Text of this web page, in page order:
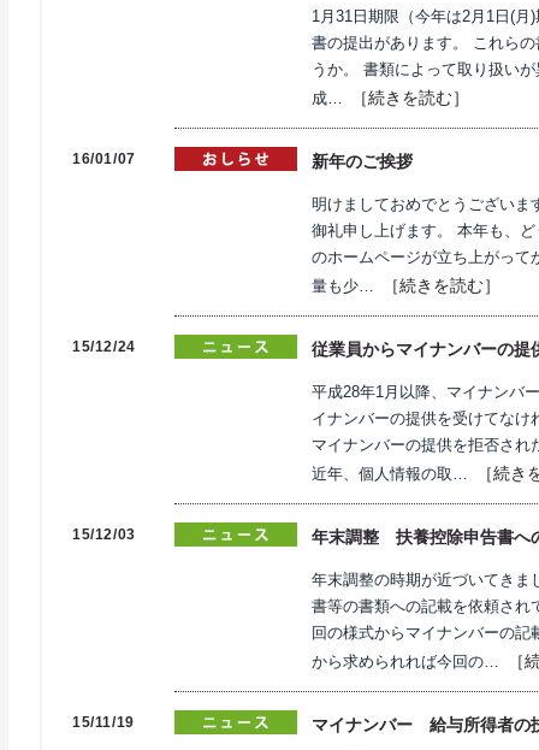
1月31日期限（今年は2月1日(
書の提出があります。 これら
うか。 書類によって取り扱い
成…
［続きを読む］
16/01/07 新年のご挨拶
明けましておめでとうござい
御礼申し上げます。 本年も、
のホームページが立ち上がって
量も少…
［続きを読む］
15/12/24 従業員からマイナンバーの提
平成28年1月以降、マイナンバ
イナンバーの提供を受けてな
マイナンバーの提供を拒否さ
近年、個人情報の取…
［続き
15/12/03 年末調整 扶養控除申告書へ
年末調整の時期が近づいてきま
書等の書類への記載を依頼され
回の様式からマイナンバーの
から求められれば今回の…
［
15/11/19 マイナンバー 給与所得者の